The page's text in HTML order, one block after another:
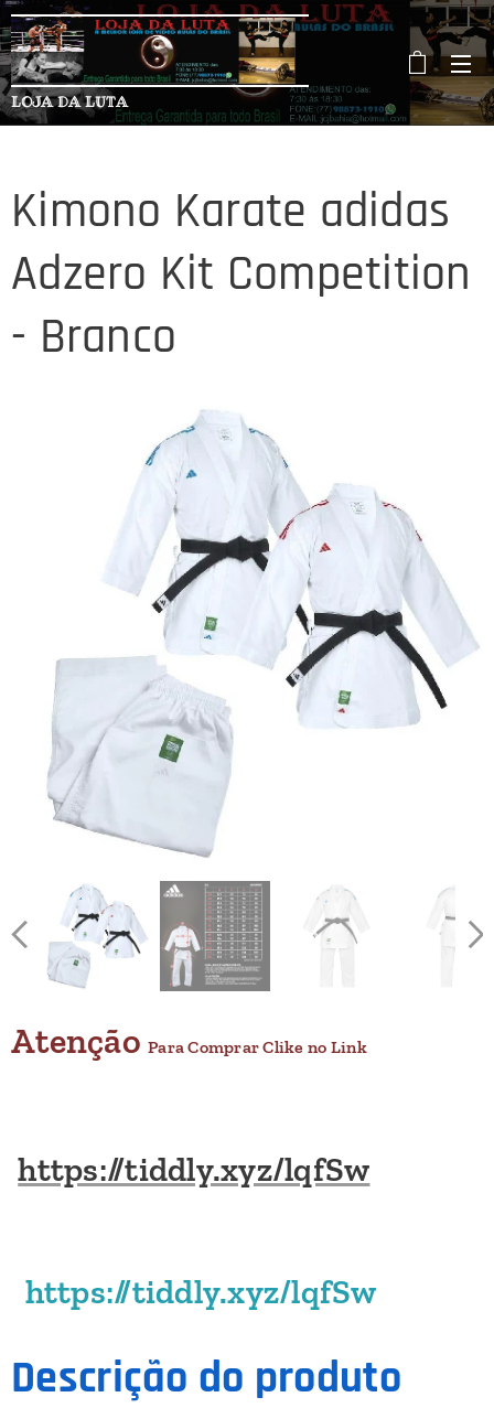
LOJA DA LUTA
Kimono Karate adidas
Adzero Kit Competition
- Branco
AtençãoPara Comprar Clike no Link
https://tiddly.xyz/lqfSw
https://tiddly.xyz/lqfSw
Descrição do produto